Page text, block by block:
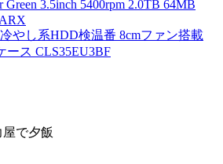
Green 3.5inch 5400rpm 2.0TB 64MB
やし系HDD検温番 8cmファン搭載
ース CLS35EU3BF
で夕飯